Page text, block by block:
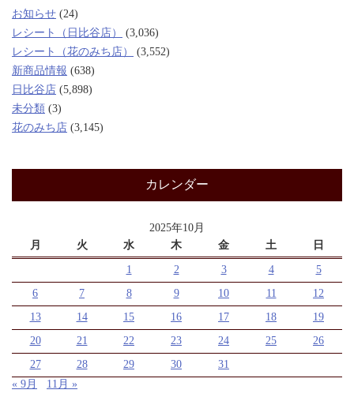
お知らせ (24)
レシート（日比谷店）
(3,036)
レシート（花のみち店）
(3,552)
新商品情報 (638)
日比谷店 (5,898)
未分類 (3)
花のみち店 (3,145)
カレンダー
2025年10月
月
火 水 木 金 土 日
1 2 3 4
5
6
7 8 9 10 11
12
13
14 15 16 17 18
19
20
21 22 23 24 25
26
27
28 29 30
31
« 9月
11月 »